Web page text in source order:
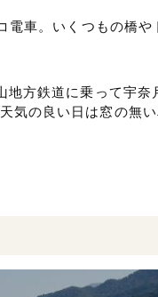
車。いくつもの橋や
方鉄道に乗って宇奈
気の良い日は窓の無